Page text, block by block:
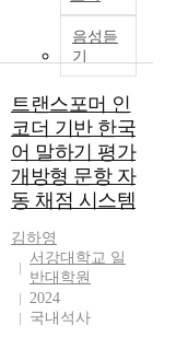
원
음성듣
기
트랜스포머 인
코더 기반 한국
어 말하기 평가
개방형 문항 자
동 채점 시스템
김하영
서강대학교 일
반대학원
2024
국내석사